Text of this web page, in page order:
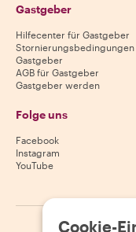
Gastgeber
Hilfecenter für Gastgeber
Stornierungsbedingungen
Gastgeber
AGB für Gastgeber
Gastgeber werden
Folge uns
Facebook
Instagram
YouTube
Cookie-